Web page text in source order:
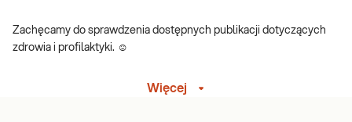
Zachęcamy do sprawdzenia dostępnych publikacji dotyczących
zdrowia i profilaktyki. ☺️
Więcej